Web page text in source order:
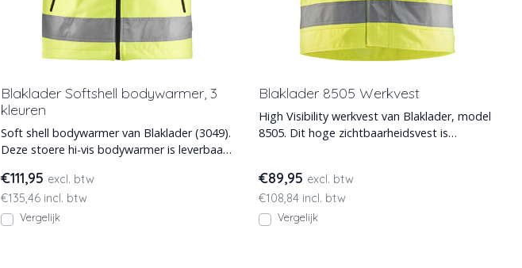
Blaklader Softshell bodywarmer, 3
kleuren
Soft shell bodywarmer van Blaklader (3049).
Deze stoere hi-vis bodywarmer is leverbaar
€111,95 excl. btw
€135,46 incl. btw
Vergelijk
Blaklader 8505 Werkvest
High Visibility werkvest van Blaklader, model
8505. Dit hoge zichtbaarheidsvest is
€89,95 excl. btw
€108,84 incl. btw
Vergelijk